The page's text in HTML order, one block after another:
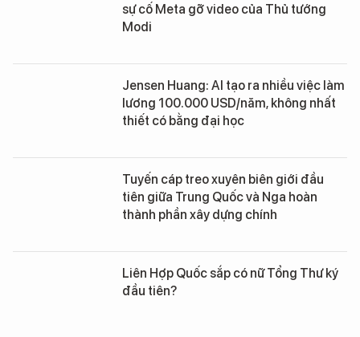
sự cố Meta gỡ video của Thủ tướng
Modi
Jensen Huang: AI tạo ra nhiều việc làm
lương 100.000 USD/năm, không nhất
thiết có bằng đại học
Tuyến cáp treo xuyên biên giới đầu
tiên giữa Trung Quốc và Nga hoàn
thành phần xây dựng chính
Liên Hợp Quốc sắp có nữ Tổng Thư ký
đầu tiên?